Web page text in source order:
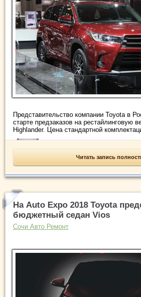
Представительство компании Toyota в
старте предзаказов на рестайлинговую
Highlander. Цена стандартной
Читать запись
На Auto Expo 2018 Toyota
бюджетный седан Vios
Сочи Авто Ремонт